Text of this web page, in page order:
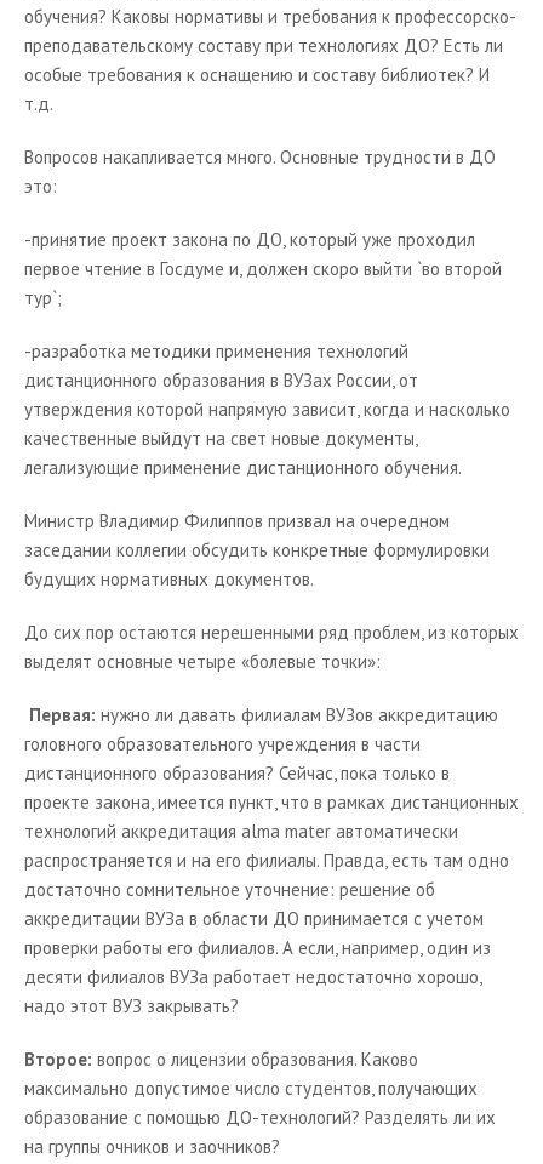
обучения? Каковы нормативы и требования к профессорско-
преподавательскому составу при технологиях ДО? Есть ли
особые требования к оснащению и составу библиотек? И
т.д.
Вопросов накапливается много. Основные трудности в ДО
это:
-принятие проект закона по ДО, который уже проходил
первое чтение в Госдуме и, должен скоро выйти `во второй
тур`;
-разработка методики применения технологий
дистанционного образования в ВУЗах России, от
утверждения которой напрямую зависит, когда и насколько
качественные выйдут на свет новые документы,
легализующие применение дистанционного обучения.
Министр Владимир Филиппов призвал на очередном
заседании коллегии обсудить конкретные формулировки
будущих нормативных документов.
До сих пор остаются нерешенными ряд проблем, из которых
выделят основные четыре «болевые точки»:
Первая: нужно ли давать филиалам ВУЗов аккредитацию
головного образовательного учреждения в части
дистанционного образования? Сейчас, пока только в
проекте закона, имеется пункт, что в рамках дистанционных
технологий аккредитация alma mater автоматически
распространяется и на его филиалы. Правда, есть там одно
достаточно сомнительное уточнение: решение об
аккредитации ВУЗа в области ДО принимается с учетом
проверки работы его филиалов. А если, например, один из
десяти филиалов ВУЗа работает недостаточно хорошо,
надо этот ВУЗ закрывать?
Второе: вопрос о лицензии образования. Каково
максимально допустимое число студентов, получающих
образование с помощью ДО-технологий? Разделять ли их
на группы очников и заочников?